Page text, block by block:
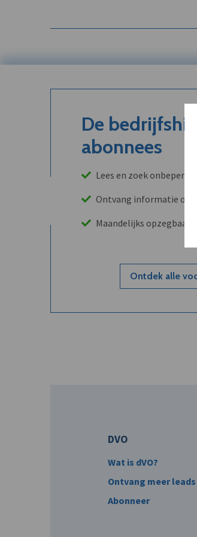
De
abonnees
Lees en zoek onbeperkt
Ontvang informatie
Maandelijks opzegbaar
Ontdek alle
DVO
Wat is dVO?
Ontvang meer leads
Abonneer